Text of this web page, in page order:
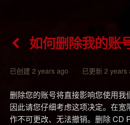
如何删除我的账
已创建 2 years ago 已更新 2 years
删除您的账号将直接影响您使用我
因此请您仔细考虑这项决定。在宽
作不可更改、无法撤销。删除 CD